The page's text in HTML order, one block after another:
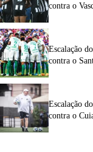
contra o
Escalação
contra o
Escalação
contra o